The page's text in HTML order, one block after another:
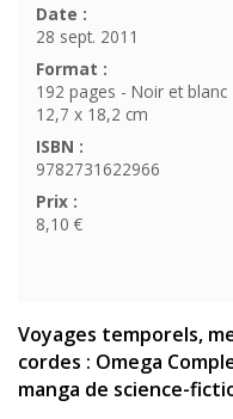
Date :
28 sept. 2011
Format :
192 pages - Noir et blanc
12,7 x 18,2 cm
ISBN :
9782731622966
Prix :
8,10 €
Voyages temporels,
cordes : Omega
manga de science-